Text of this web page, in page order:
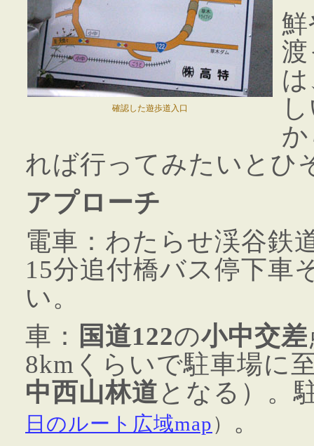
確認した遊歩道入口
れば行ってみたいとひ
アプローチ
電車：わたらせ渓谷鉄
15分追付橋バス停下車
い。
車： 国道122の小中交差
8kmくらいで駐車場に
中西山林道となる）。
日のルート広域map）
。